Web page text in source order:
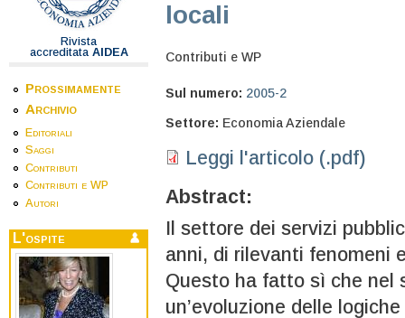
Rivista
accreditata AIDEA
Prossimamente
Archivio
Editoriali
Saggi
Contributi
Contributi e WP
Autori
L'ospite
locali
Contributi e WP
Sul numero: 2005-2
Settore: Economia Aziendale
Leggi l'articolo (.pdf)
Abstract:
Il settore dei servizi
anni, di rilevanti fenomeni
Questo ha fatto sì che nel
un’evoluzione delle